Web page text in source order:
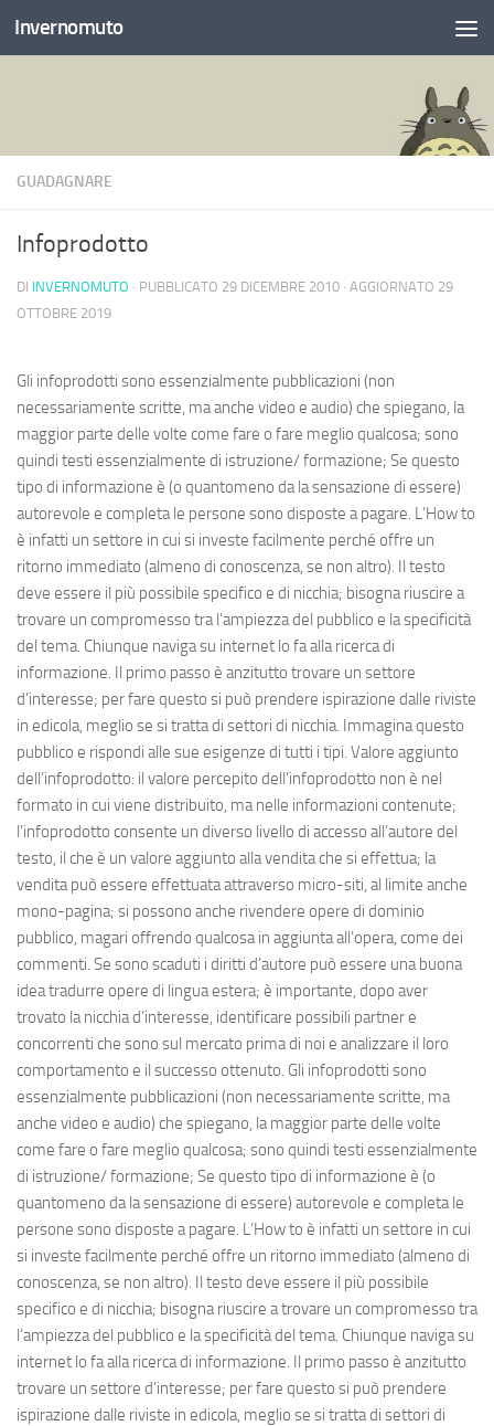
Salta al contenuto
Invernomuto
GUADAGNARE
Infoprodotto
DI INVERNOMUTO · PUBBLICATO 29 DICEMBRE 2010 · AGGIORNATO 29
OTTOBRE 2019
Gli infoprodotti sono essenzialmente pubblicazioni (non
necessariamente scritte, ma anche video e audio) che spiegano, la
maggior parte delle volte come fare o fare meglio qualcosa; sono
quindi testi essenzialmente di istruzione/ formazione; Se questo
tipo di informazione è (o quantomeno da la sensazione di essere)
autorevole e completa le persone sono disposte a pagare. L’How to
è infatti un settore in cui si investe facilmente perché offre un
ritorno immediato (almeno di conoscenza, se non altro). Il testo
deve essere il più possibile specifico e di nicchia; bisogna riuscire a
trovare un compromesso tra l’ampiezza del pubblico e la specificità
del tema. Chiunque naviga su internet lo fa alla ricerca di
informazione. Il primo passo è anzitutto trovare un settore
d’interesse; per fare questo si può prendere ispirazione dalle riviste
in edicola, meglio se si tratta di settori di nicchia. Immagina questo
pubblico e rispondi alle sue esigenze di tutti i tipi. Valore aggiunto
dell’infoprodotto: il valore percepito dell’infoprodotto non è nel
formato in cui viene distribuito, ma nelle informazioni contenute;
l’infoprodotto consente un diverso livello di accesso all’autore del
testo, il che è un valore aggiunto alla vendita che si effettua; la
vendita può essere effettuata attraverso micro-siti, al limite anche
mono-pagina; si possono anche rivendere opere di dominio
pubblico, magari offrendo qualcosa in aggiunta all’opera, come dei
commenti. Se sono scaduti i diritti d’autore può essere una buona
idea tradurre opere di lingua estera; è importante, dopo aver
trovato la nicchia d’interesse, identificare possibili partner e
concorrenti che sono sul mercato prima di noi e analizzare il loro
comportamento e il successo ottenuto. Gli infoprodotti sono
essenzialmente pubblicazioni (non necessariamente scritte, ma
anche video e audio) che spiegano, la maggior parte delle volte
come fare o fare meglio qualcosa; sono quindi testi essenzialmente
di istruzione/ formazione; Se questo tipo di informazione è (o
quantomeno da la sensazione di essere) autorevole e completa le
persone sono disposte a pagare. L’How to è infatti un settore in cui
si investe facilmente perché offre un ritorno immediato (almeno di
conoscenza, se non altro). Il testo deve essere il più possibile
specifico e di nicchia; bisogna riuscire a trovare un compromesso tra
l’ampiezza del pubblico e la specificità del tema. Chiunque naviga su
internet lo fa alla ricerca di informazione. Il primo passo è anzitutto
trovare un settore d’interesse; per fare questo si può prendere
ispirazione dalle riviste in edicola, meglio se si tratta di settori di